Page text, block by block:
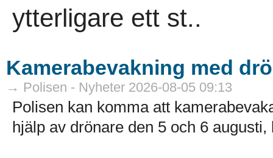
ytterligare ett st..
Kamerabevakning med
→ Polisen - Nyheter 2026-08-05 09:13
Polisen kan komma att
hjälp av drönare den 5 och 6 augusti,